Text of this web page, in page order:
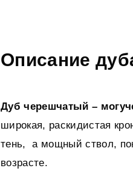
Описание
Дуб черешчатый –
широкая, раскидистая
тень, а мощный ствол,
возрасте.